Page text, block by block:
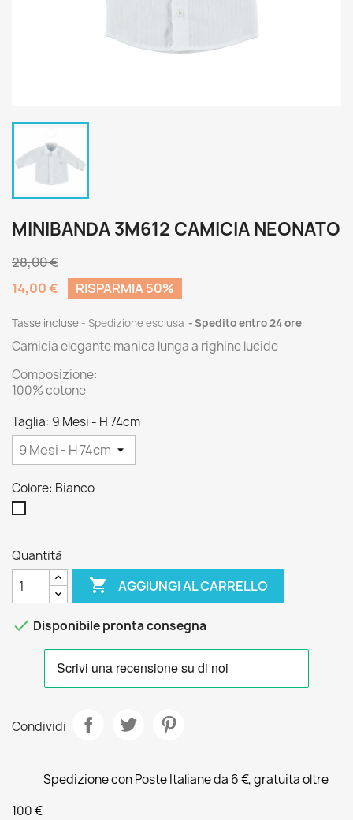
MINIBANDA 3M612 CAMICIA NEONATO
28,00 €
14,00 €
RISPARMIA 50%
Tasse incluse Spedizione esclusa Spedito entro 24 ore
Camicia elegante manica lunga a righine lucide
Composizione:
100% cotone
Taglia: 9 Mesi - H 74cm
Colore: Bianco
Quantità
 AGGIUNGI AL CARRELLO
 Disponibile pronta consegna
Condividi
Spedizione con Poste Italiane da 6 €, gratuita oltre
100 €